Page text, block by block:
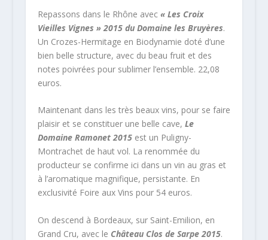
Repassons dans le Rhône avec « Les Croix
Vieilles Vignes » 2015 du Domaine les Bruyères.
Un Crozes-Hermitage en Biodynamie doté d’une
bien belle structure, avec du beau fruit et des
notes poivrées pour sublimer l’ensemble. 22,08
euros.
Maintenant dans les très beaux vins, pour se faire
plaisir et se constituer une belle cave, Le
Domaine Ramonet 2015est un Puligny-
Montrachet de haut vol. La renommée du
producteur se confirme ici dans un vin au gras et
à l’aromatique magnifique, persistante. En
exclusivité Foire aux Vins pour 54 euros.
On descend à Bordeaux, sur Saint-Emilion, en
Grand Cru, avec le Château Clos de Sarpe 2015.